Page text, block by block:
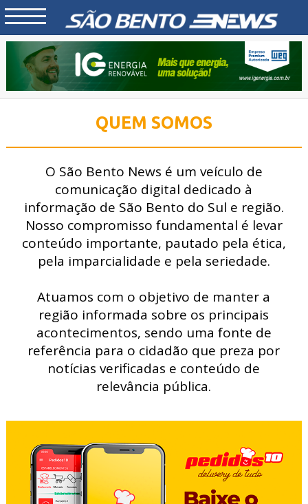
QUEM SOMOS
O São Bento News é um veículo de
comunicação digital dedicado à
informação de São Bento do Sul e região.
Nosso compromisso fundamental é levar
conteúdo importante, pautado pela ética,
pela imparcialidade e pela seriedade.
Atuamos com o objetivo de manter a
região informada sobre os principais
acontecimentos, sendo uma fonte de
referência para o cidadão que preza por
notícias verificadas e conteúdo de
relevância pública.